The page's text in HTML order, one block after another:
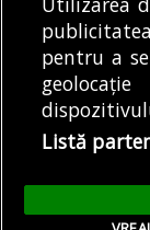
Găzduit
Despre
Noi
Media
Kit
Tweet
Facebook
Share this
Tweet
pentru a
Listă